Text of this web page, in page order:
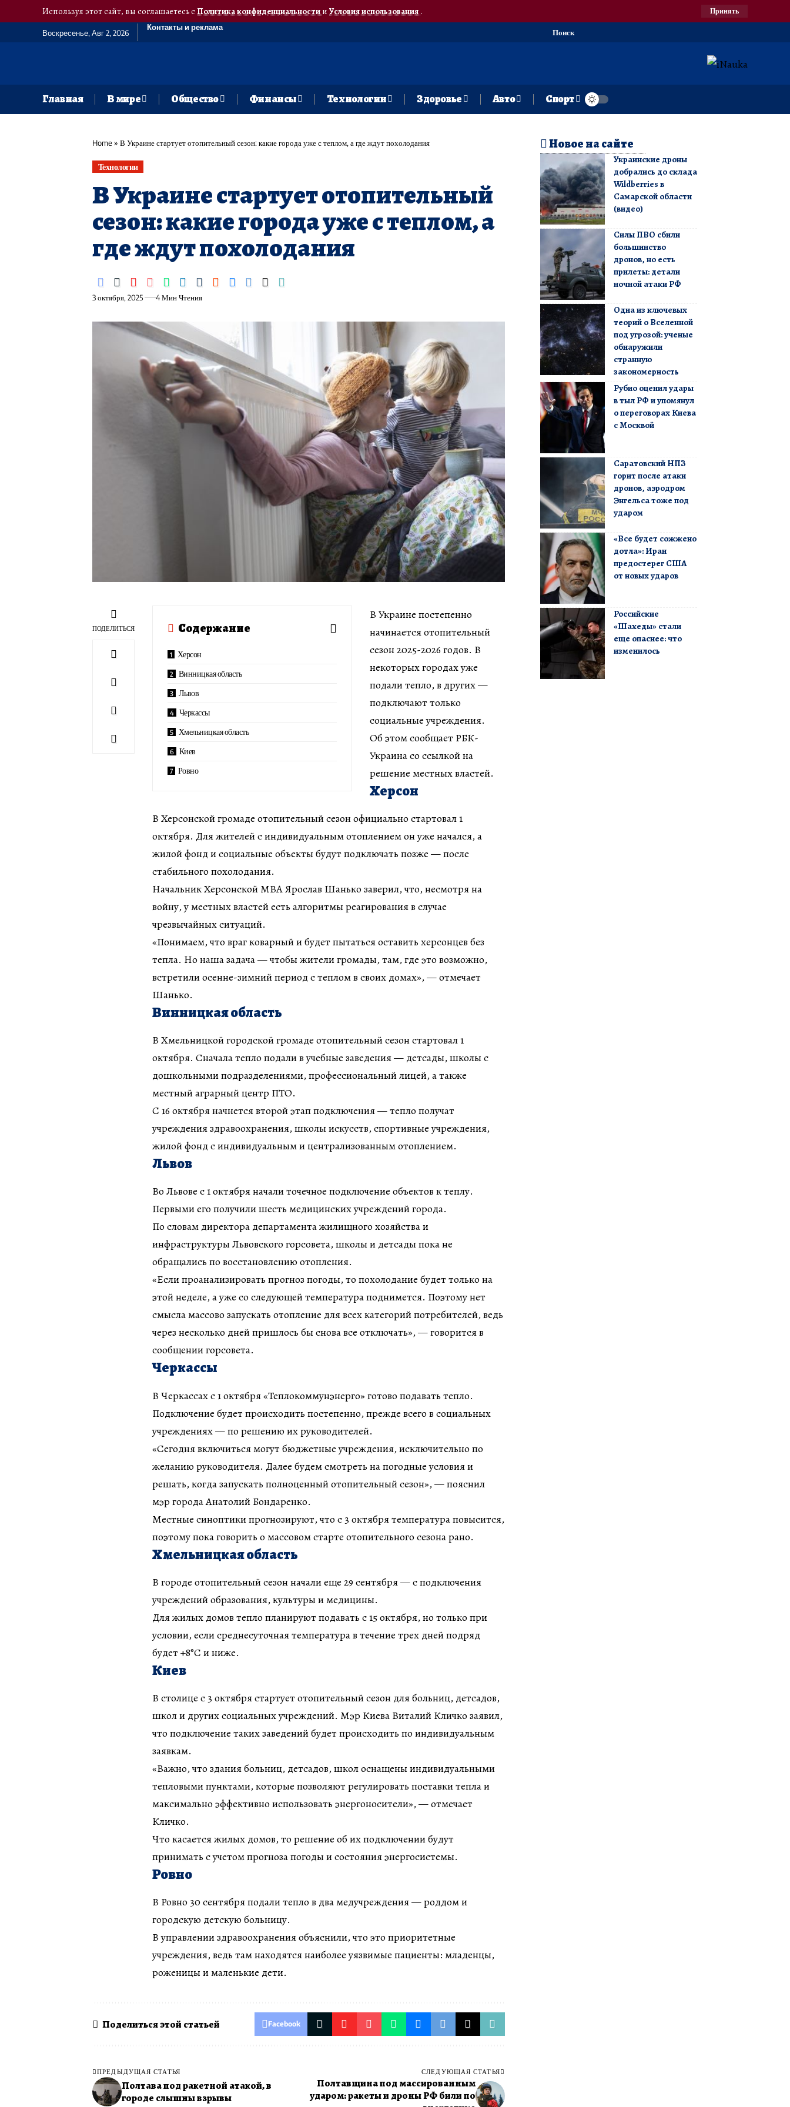
Используя этот сайт, вы соглашаетесь сПолитика конфиденциальностии Условия использования. Принять
Воскресенье, Авг 2, 2026
Контакты и реклама
Поиск
Главная В мире Общество Финансы Технологии Здоровье Авто Спорт
Home» В Украине стартует отопительный сезон: какие города уже с теплом, а где ждут похолодания
Технологии
В Украине стартует отопительный
сезон: какие города уже с теплом, а
где ждут похолодания
3 октября, 2025 4 Мин Чтения
ПОДЕЛИТЬСЯ Содержание
Херсон
Винницкая область
Львов
Черкассы
Хмельницкая область
Киев
Ровно
В Украине постепенно
начинается отопительный
сезон 2025-2026 годов. В
некоторых городах уже
подали тепло, в других —
подключают только
социальные учреждения.
Об этом сообщает РБК-
Украина со ссылкой на
решение местных властей.
Херсон
В Херсонской громаде отопительный сезон официально стартовал 1
октября. Для жителей с индивидуальным отоплением он уже начался, а
жилой фонд и социальные объекты будут подключать позже — после
стабильного похолодания.
Начальник Херсонской МВА Ярослав Шанько заверил, что, несмотря на
войну, у местных властей есть алгоритмы реагирования в случае
чрезвычайных ситуаций.
«Понимаем, что враг коварный и будет пытаться оставить херсонцев без
тепла. Но наша задача — чтобы жители громады, там, где это возможно,
встретили осенне-зимний период с теплом в своих домах», — отмечает
Шанько.
Винницкая область
В Хмельницкой городской громаде отопительный сезон стартовал 1
октября. Сначала тепло подали в учебные заведения — детсады, школы с
дошкольными подразделениями, профессиональный лицей, а также
местный аграрный центр ПТО.
С 16 октября начнется второй этап подключения — тепло получат
учреждения здравоохранения, школы искусств, спортивные учреждения,
жилой фонд с индивидуальным и централизованным отоплением.
Львов
Во Львове с 1 октября начали точечное подключение объектов к теплу.
Первыми его получили шесть медицинских учреждений города.
По словам директора департамента жилищного хозяйства и
инфраструктуры Львовского горсовета, школы и детсады пока не
обращались по восстановлению отопления.
«Если проанализировать прогноз погоды, то похолодание будет только на
этой неделе, а уже со следующей температура поднимется. Поэтому нет
смысла массово запускать отопление для всех категорий потребителей, ведь
через несколько дней пришлось бы снова все отключать», — говорится в
сообщении горсовета.
Черкассы
В Черкассах с 1 октября «Теплокоммунэнерго» готово подавать тепло.
Подключение будет происходить постепенно, прежде всего в социальных
учреждениях — по решению их руководителей.
«Сегодня включиться могут бюджетные учреждения, исключительно по
желанию руководителя. Далее будем смотреть на погодные условия и
решать, когда запускать полноценный отопительный сезон», — пояснил
мэр города Анатолий Бондаренко.
Местные синоптики прогнозируют, что с 3 октября температура повысится,
поэтому пока говорить о массовом старте отопительного сезона рано.
Хмельницкая область
В городе отопительный сезон начали еще 29 сентября — с подключения
учреждений образования, культуры и медицины.
Для жилых домов тепло планируют подавать с 15 октября, но только при
условии, если среднесуточная температура в течение трех дней подряд
будет +8°С и ниже.
Киев
В столице с 3 октября стартует отопительный сезон для больниц, детсадов,
школ и других социальных учреждений. Мэр Киева Виталий Кличко заявил,
что подключение таких заведений будет происходить по индивидуальным
заявкам.
«Важно, что здания больниц, детсадов, школ оснащены индивидуальными
тепловыми пунктами, которые позволяют регулировать поставки тепла и
максимально эффективно использовать энергоносители», — отмечает
Кличко.
Что касается жилых домов, то решение об их подключении будут
принимать с учетом прогноза погоды и состояния энергосистемы.
Ровно
В Ровно 30 сентября подали тепло в два медучреждения — роддом и
городскую детскую больницу.
В управлении здравоохранения объяснили, что это приоритетные
учреждения, ведь там находятся наиболее уязвимые пациенты: младенцы,
роженицы и маленькие дети.
Поделиться этой статьей Facebook
ПРЕДЫДУЩАЯ СТАТЬЯ
Полтава под ракетной атакой, в
городе слышны взрывы
СЛЕДУЮЩАЯ СТАТЬЯ
Полтавщина под массированным
ударом: ракеты и дроны РФ били по
Новое на сайте
Украинские дроны
добрались до склада
Wildberries в
Самарской области
(видео)
Силы ПВО сбили
большинство
дронов, но есть
прилеты: детали
ночной атаки РФ
Одна из ключевых
теорий о Вселенной
под угрозой: ученые
обнаружили
странную
закономерность
Рубио оценил удары
в тыл РФ и упомянул
о переговорах Киева
с Москвой
Саратовский НПЗ
горит после атаки
дронов, аэродром
Энгельса тоже под
ударом
«Все будет сожжено
дотла»: Иран
предостерег США
от новых ударов
Российские
«Шахеды» стали
еще опаснее: что
изменилось